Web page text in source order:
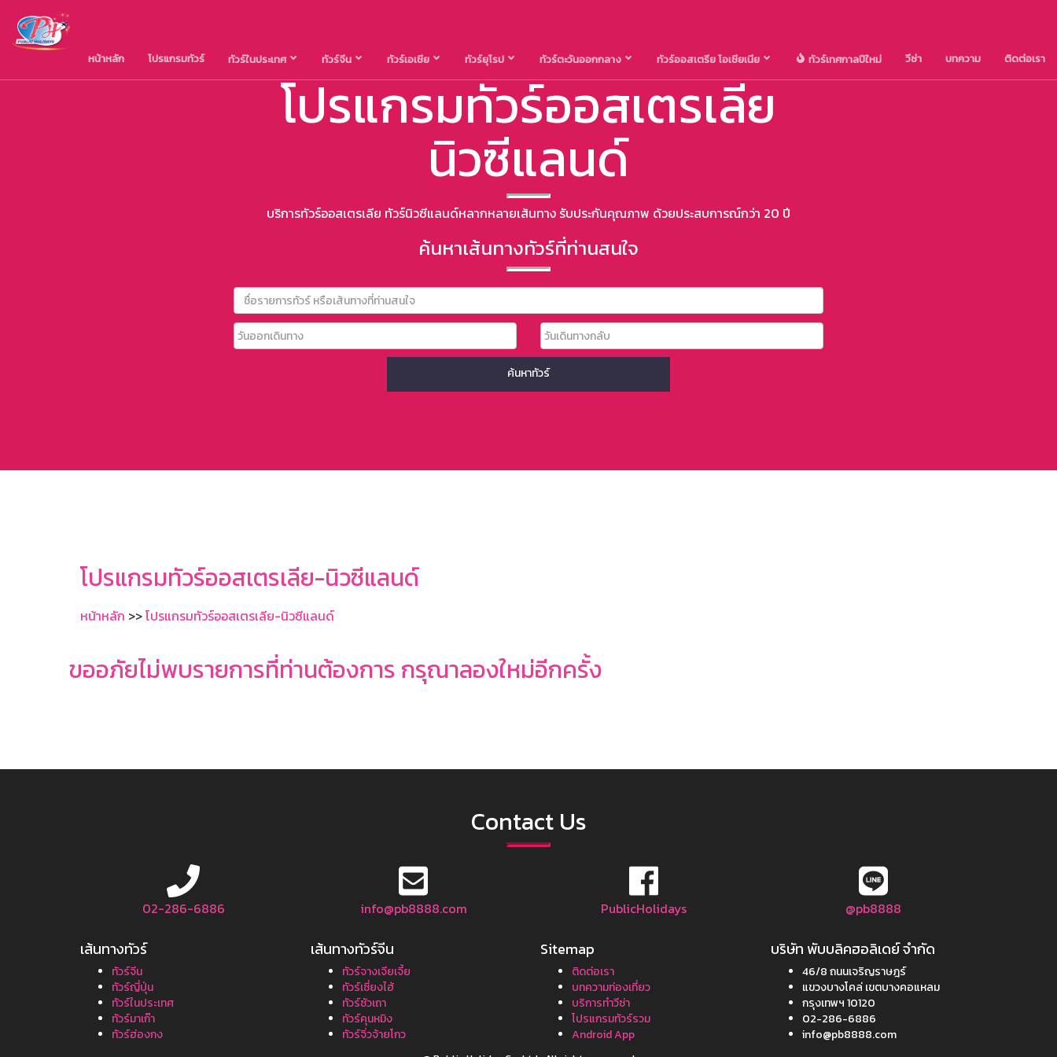
หน้าหลัก โปรแกรมทัวร์ ทัวร์ในประเทศ ทัวร์จีน ทัวร์เอเชีย ทัวร์ยุโรป ทัวร์ตะวันออกกลาง ทัวร์ออสเตรีย โอเชียเนีย ทัวร์เทศกาลปีใหม่ วีซ่า บทความ ติดต่อเรา
โปรแกรมทัวร์ออสเตรเลีย
นิวซีแลนด์
บริการทัวร์ออสเตรเลีย ทัวร์นิวซีแลนด์หลากหลายเส้นทาง รับประกันคุณภาพ ด้วยประสบการณ์กว่า 20 ปี
ค้นหาเส้นทางทัวร์ที่ท่านสนใจ
โปรแกรมทัวร์ออสเตรเลีย-นิวซีแลนด์
หน้าหลัก >>โปรแกรมทัวร์ออสเตรเลีย-นิวซีแลนด์
ขออภัยไม่พบรายการที่ท่านต้องการ กรุณาลองใหม่อีกครั้ง
Contact Us
02-286-6886 info@pb8888.com PublicHolidays @pb8888
เส้นทางทัวร์
ทัวร์จีน
ทัวร์ญี่ปุ่น
ทัวร์ในประเทศ
ทัวร์มาเก๊า
ทัวร์ฮ่องกง
เส้นทางทัวร์จีน
ทัวร์จางเจียเจี้ย
ทัวร์เซี่ยงไฮ้
ทัวร์ซัวเถา
ทัวร์คุนหมิง
ทัวร์จิ่วจ้ายโกว
Sitemap
ติดต่อเรา
บทความท่องเที่ยว
บริการทำวีซ่า
โปรแกรมทัวร์รวม
Android App
บริษัท พับบลิคฮอลิเดย์ จำกัด
46/8 ถนนเจริญราษฎร์
แขวงบางโคล่ เขตบางคอแหลม
กรุงเทพฯ 10120
02-286-6886
info@pb8888.com